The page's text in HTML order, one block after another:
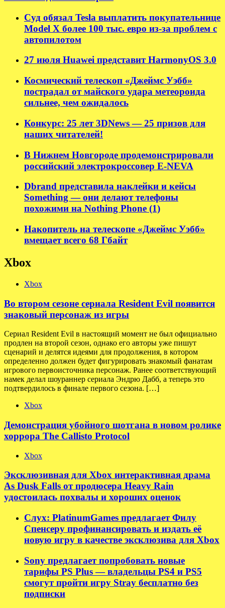
Суд обязал Tesla выплатить покупательнице
Model X более 100 тыс. евро из-за проблем с
автопилотом
27 июля Huawei представит HarmonyOS 3.0
Космический телескоп «Джеймс Уэбб»
пострадал от майского удара метеороида
сильнее, чем ожидалось
Конкурс: 25 лет 3DNews — 25 призов для
наших читателей!
В Нижнем Новгороде продемонстрировали
российский электрокроссовер E-NEVA
Dbrand представила наклейки и кейсы
Something — они делают телефоны
похожими на Nothing Phone (1)
Накопитель на телескопе «Джеймс Уэбб»
вмещает всего 68 Гбайт
Xbox
Xbox
Во втором сезоне сериала Resident Evil появится
знаковый персонаж из игры
Сериал Resident Evil в настоящий момент не был официально
продлен на второй сезон, однако его авторы уже пишут
сценарий и делятся идеями для продолжения, в котором
определенно должен будет фигурировать знакомый фанатам
игрового первоисточника персонаж. Ранее соответствующий
намек делал шоураннер сериала Эндрю Дабб, а теперь это
подтвердилось в финале первого сезона. […]
Xbox
Демонстрация убойного шотгана в новом ролике
хоррора The Callisto Protocol
Xbox
Эксклюзивная для Xbox интерактивная драма
As Dusk Falls от продюсера Heavy Rain
удостоилась похвалы и хороших оценок
Слух: PlatinumGames предлагает Филу
Спенсеру профинансировать и издать её
новую игру в качестве эксклюзива для Xbox
Sony предлагает попробовать новые
тарифы PS Plus — владельцы PS4 и PS5
смогут пройти игру Stray бесплатно без
подписки